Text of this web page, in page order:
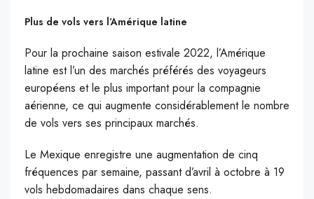
Plus de vols vers l’Amérique latine
Pour la prochaine saison estivale 2022, l’Amérique
latine est l’un des marchés préférés des voyageurs
européens et le plus important pour la compagnie
aérienne, ce qui augmente considérablement le nombre
de vols vers ses principaux marchés.
Le Mexique enregistre une augmentation de cinq
fréquences par semaine, passant d’avril à octobre à 19
vols hebdomadaires dans chaque sens.